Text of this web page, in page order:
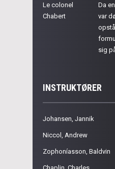
Le colonel
Chabert
Da
var
sig
INSTRUKTØRER
Johansen, Jannik
Niccol, Andrew
Zophoníasson, Baldvin